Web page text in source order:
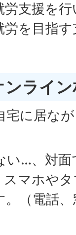
支援を
を目指
ライ
宅に居な
い…、対
マホや
（電話